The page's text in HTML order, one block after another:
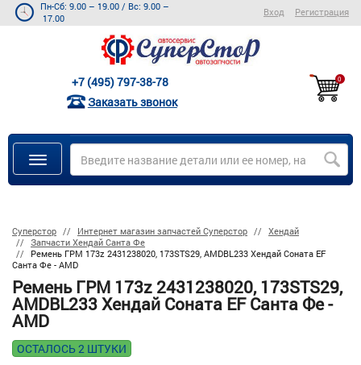
Пн-Сб: 9.00 – 19.00 / Вс: 9.00 –
17.00
Вход Регистрация
+7 (495) 797-38-78
Заказать звонок
0
Суперстор Интернет магазин запчастей Суперстор
Хендай
Запчасти Хендай Санта Фе
Ремень ГРМ 173z 2431238020, 173STS29, AMDBL233 Хендай Соната EF
Санта Фе - AMD
Ремень ГРМ 173z 2431238020, 173STS29,
AMDBL233 Хендай Соната EF Санта Фе -
AMD
ОСТАЛОСЬ 2 ШТУКИ